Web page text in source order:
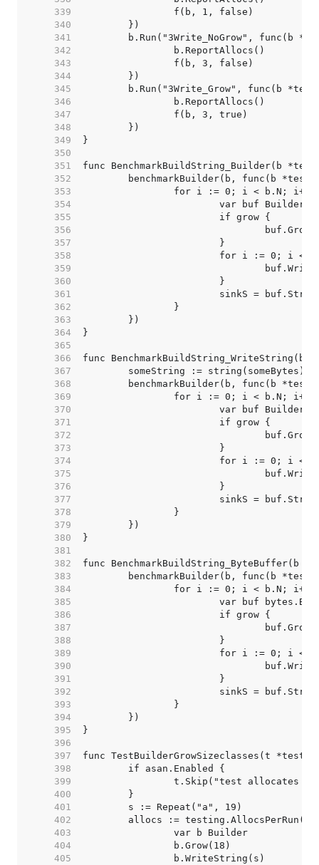
   339
   340
   341
   342
   343
   344
   345
   346
   347
   348
   349
   350
   351
   352
   353
   354
   355
   356
   357
   358
   359
   360
   361
   362
   363
   364
   365
   366
   367
   368
   369
   370
   371
   372
   373
   374
   375
   376
   377
   378
   379
   380
   381
   382
   383
   384
   385
   386
   387
   388
   389
   390
   391
   392
   393
   394
   395
   396
   397
   398
   399
   400
   401
   402
   403
   404
   405